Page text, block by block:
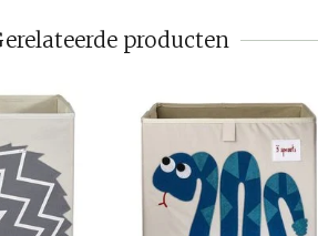
producten